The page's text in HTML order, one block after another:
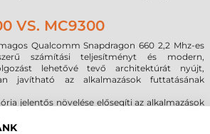
VS. MC9300
Qualcomm Snapdragon 660 2,2 Mhz-es
számítási teljesítményt és modern,
lehetővé tevő architektúrát nyújt,
javítható az alkalmazások futtatásának
jelentős növelése elősegíti az alkalmazások
Az MC9200-hoz képest